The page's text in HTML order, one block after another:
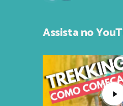
Assista no